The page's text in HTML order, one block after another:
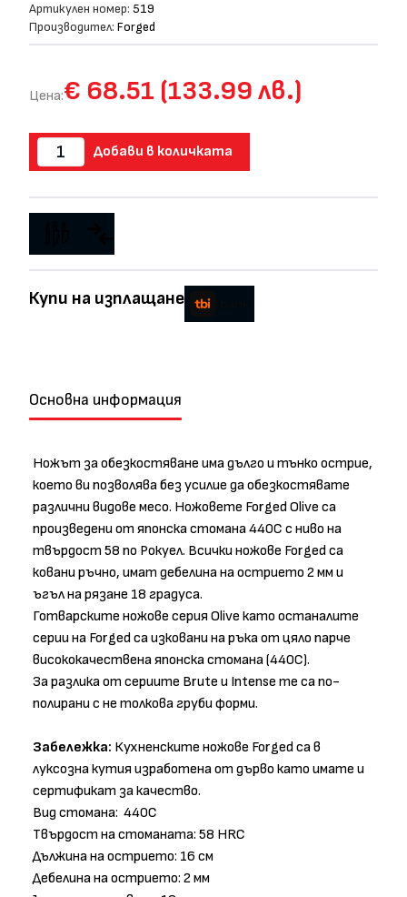
Артикулен номер: 519
Производител: Forged
Цена:€ 68.51 (133.99 лв.)
Добави в количката
Купи на изплащане
Основна информация
Ножът за обезкостяване има дълго и тънко острие,
което ви позволява без усилие да обезкостявате
различни видове месо. Ножовете Forged Olive са
произведени от японска стомана 440C с ниво на
твърдост 58 по Рокуел. Всички ножове Forged са
ковани ръчно, имат дебелина на острието 2 мм и
ъгъл на рязане 18 градуса.
Готварските ножове серия Olive като останалите
серии на Forged са изковани на ръка от цяло парче
висококачествена японска стомана (440C).
За разлика от сериите Brute и Intense те са по-
полирани с не толкова груби форми.
Забележка: Кухненските ножове Forged са в
луксозна кутия изработена от дърво като имате и
сертификат за качество.
Вид стомана: 440C
Твърдост на стоманата: 58 HRC
Дължина на острието: 16 см
Дебелина на острието: 2 мм